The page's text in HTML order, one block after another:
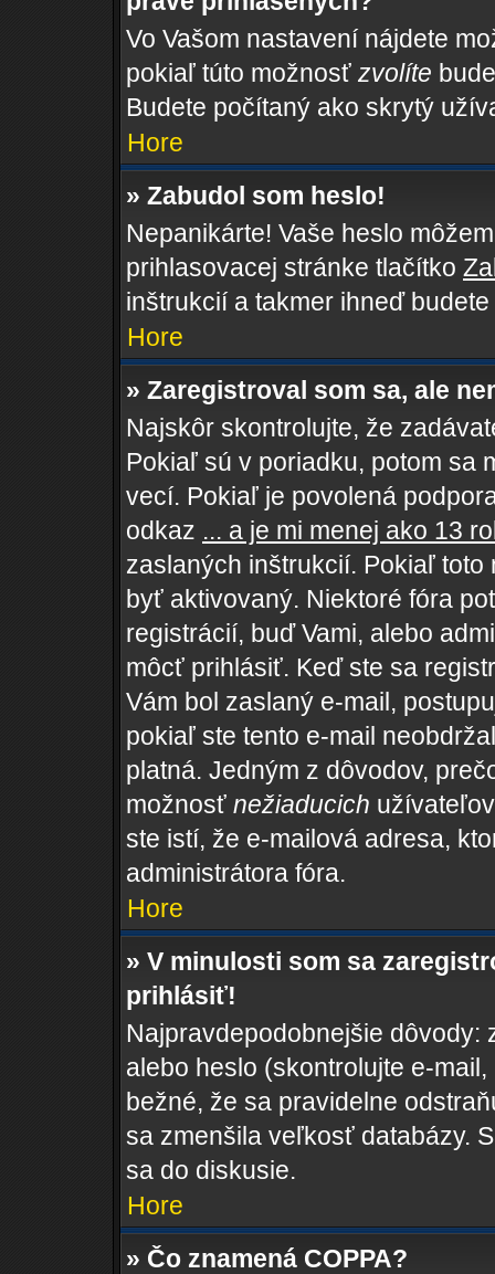
Vo Vašom nastavení nájdete
pokiaľ túto možnosť zvolíte
Budete počítaný ako skrytý
Hore
» Zabudol som heslo!
Nepanikárte! Vaše heslo
prihlasovacej stránke tlačítko
inštrukcií a takmer ihneď
Hore
» Zaregistroval som sa, ale
Najskôr skontrolujte, že
Pokiaľ sú v poriadku, potom sa
vecí. Pokiaľ je povolená
odkaz ... a je mi menej ako 13
zaslaných inštrukcií. Pokiaľ
byť aktivovaný. Niektoré fóra
registrácií, buď Vami, alebo
môcť prihlásiť. Keď ste sa
Vám bol zaslaný e-mail,
pokiaľ ste tento e-mail
platná. Jedným z dôvodov,
možnosť nežiaducich
ste istí, že e-mailová adresa,
administrátora fóra.
Hore
» V minulosti som sa
prihlásiť!
Najpravdepodobnejšie
alebo heslo (skontrolujte e-
bežné, že sa pravidelne
sa zmenšila veľkosť databázy.
sa do diskusie.
Hore
» Čo znamená COPPA?